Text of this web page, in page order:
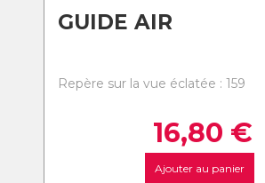
GUIDE AIR
Repère sur la vue éclatée : 159
16,80 €
Ajouter au panier